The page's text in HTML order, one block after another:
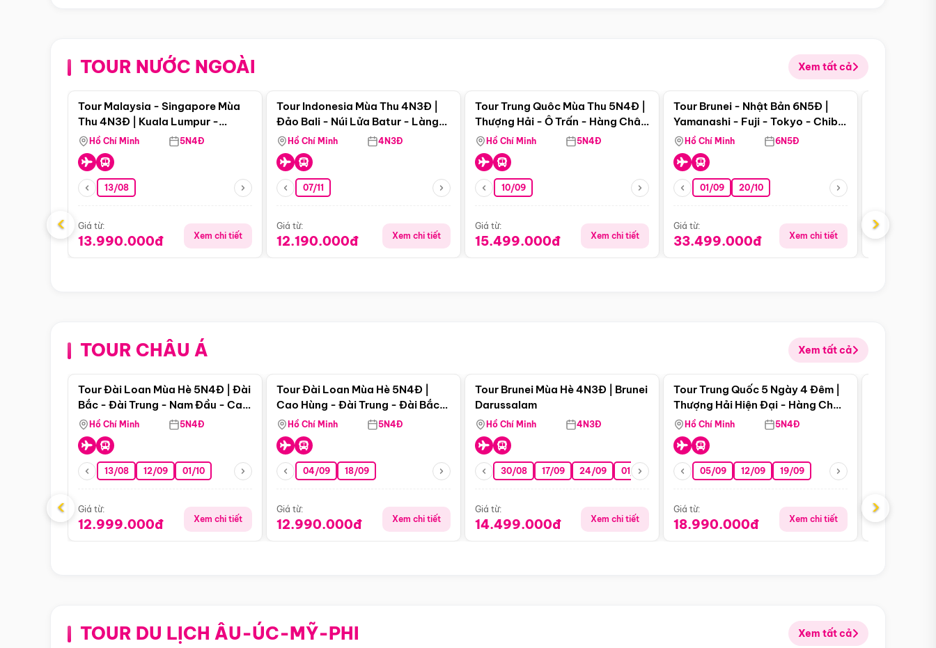
TOUR NƯỚC NGOÀI Xem tất cả
Điểm nổi bật
Tour Malaysia - Singapore Mùa
Thu 4N3Đ | Kuala Lumpur -
Malacca - Johor Baru -
Singapore
Hồ Chí Minh 5N4Đ
13/08
Giá từ:
13.990.000đ Xem chi tiết
Tour Indonesia Mùa Thu 4N3Đ |
Đảo Bali - Núi Lửa Batur - Làng
Penglipuran
Hồ Chí Minh 4N3Đ
07/11
Giá từ:
12.190.000đ Xem chi tiết
Tour Trung Quôc Mùa Thu 5N4Đ |
Thượng Hải - Ô Trấn - Hàng Châu
(Tour Không Shopping)
Hồ Chí Minh 5N4Đ
10/09
Giá từ:
15.499.000đ Xem chi tiết
Điểm nổi bật
Tour Brunei - Nhật Bản 6N5Đ |
Yamanashi - Fuji - Tokyo - Chiba
- Freeday
Hồ Chí Minh 6N5Đ
01/09 20/10
Giá từ:
33.499.000đ Xem chi tiết
Giá từ:
‹ ›
TOUR CHÂU Á Xem tất cả
Điểm nổi bật
Tour Đài Loan Mùa Hè 5N4Đ | Đài
Bắc - Đài Trung - Nam Đầu - Cao
Hùng ( Bay Vn)
Hồ Chí Minh 5N4Đ
13/08 12/09 01/10
Giá từ:
12.999.000đ Xem chi tiết
Tour Đài Loan Mùa Hè 5N4Đ |
Cao Hùng - Đài Trung - Đài Bắc
(Bay Vj)
Hồ Chí Minh 5N4Đ
04/09 18/09
Giá từ:
12.990.000đ Xem chi tiết
Tour Brunei Mùa Hè 4N3Đ | Brunei
Darussalam
Hồ Chí Minh 4N3Đ
30/08 17/09 24/09 01/10 15/10 29/10
Giá từ:
14.499.000đ Xem chi tiết
Điểm nổi bật
Tour Trung Quốc 5 Ngày 4 Đêm |
Thượng Hải Hiện Đại - Hàng Châu
Nên Thơ - Ô Trấn Cổ Kính
Hồ Chí Minh 5N4Đ
05/09 12/09 19/09
Giá từ:
18.990.000đ Xem chi tiết
Giá từ:
‹ ›
TOUR DU LỊCH ÂU-ÚC-MỸ-PHI Xem tất cả
Điểm nổi bật Điểm nổi bật